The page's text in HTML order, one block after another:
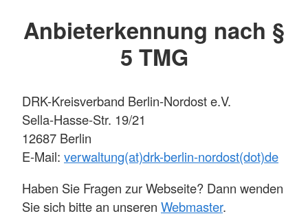
Anbieterkennung nach §
5 TMG
DRK-Kreisverband Berlin-Nordost e.V.
Sella-Hasse-Str. 19/21
12687 Berlin
E-Mail: verwaltung(at)drk-berlin-nordost(dot)de
Haben Sie Fragen zur Webseite? Dann wenden
Sie sich bitte an unseren Webmaster.